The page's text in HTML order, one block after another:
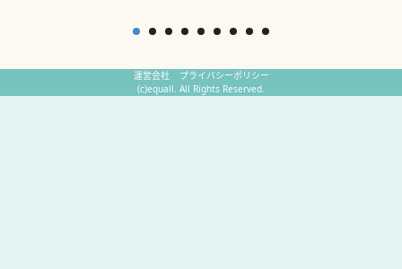
運営会社
プライバシーポリシー
(c)equall. All Rights Reserved.